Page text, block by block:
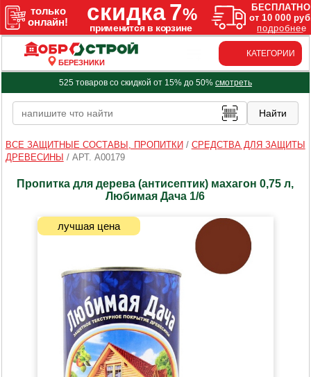
БЕРЕЗНИКИ
КАТЕГОРИИ
525 товаров со скидкой от 15% до 50% смотреть
ВСЕ ЗАЩИТНЫЕ СОСТАВЫ, ПРОПИТКИ / СРЕДСТВА ДЛЯ ЗАЩИТЫ
ДРЕВЕСИНЫ / АРТ. A00179
Пропитка для дерева (антисептик) махагон 0,75 л,
Любимая Дача 1/6